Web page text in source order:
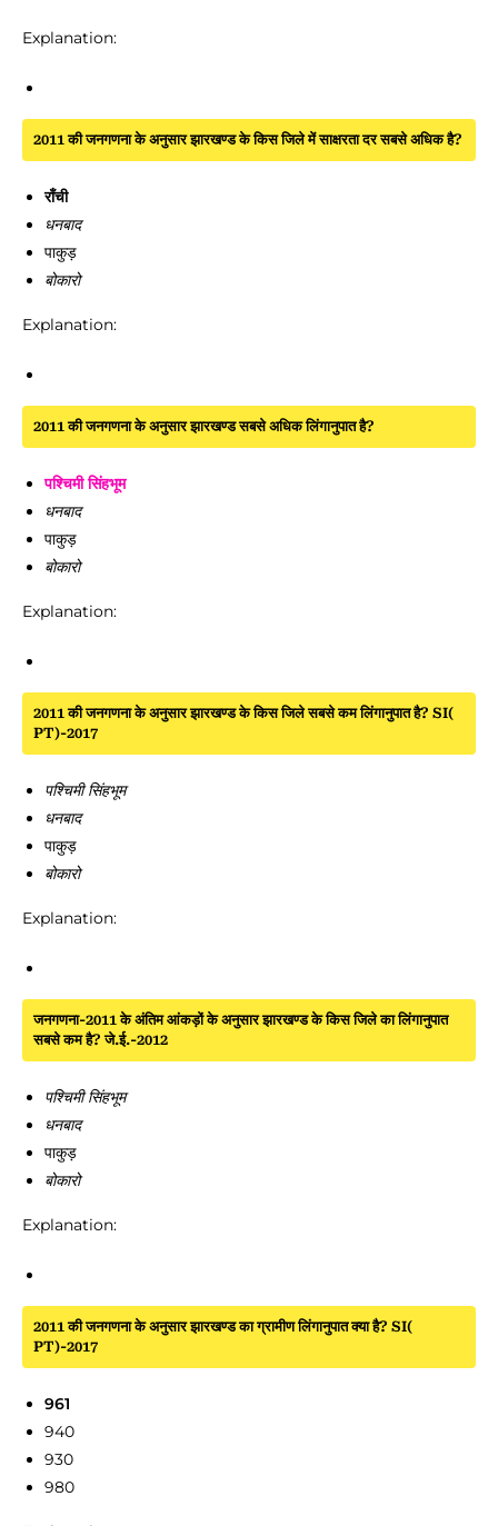
Explanation:
2011 की जनगणना के अनुसार झारखण्ड के किस जिले में साक्षरता दर सबसे अधिक है?
राँची
धनबाद
पाकुड़
बोकारो
Explanation:
2011 की जनगणना के अनुसार झारखण्ड सबसे अधिक लिंगानुपात है?
पश्चिमी सिंहभूम
धनबाद
पाकुड़
बोकारो
Explanation:
2011 की जनगणना के अनुसार झारखण्ड के किस जिले सबसे कम लिंगानुपात है? SI(
PT)-2017
पश्चिमी सिंहभूम
धनबाद
पाकुड़
बोकारो
Explanation:
जनगणना-2011 के अंतिम आंकड़ों के अनुसार झारखण्ड के किस जिले का लिंगानुपात
सबसे कम है? जे.ई.-2012
पश्चिमी सिंहभूम
धनबाद
पाकुड़
बोकारो
Explanation:
2011 की जनगणना के अनुसार झारखण्ड का ग्रामीण लिंगानुपात क्या है? SI(
PT)-2017
961
940
930
980